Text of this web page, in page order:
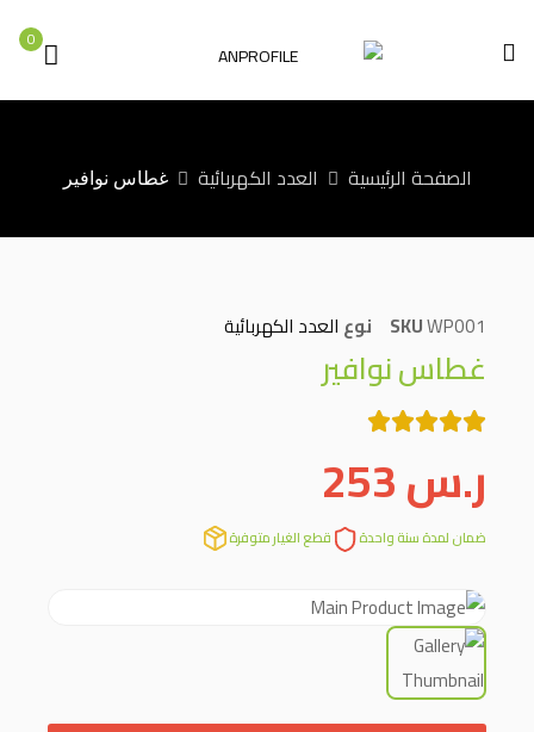
0
الصفحة الرئيسية العدد الكهربائية غطاس نوافير
SKUWP001 نوع العدد الكهربائية
غطاس نوافير
ر.س253
ضمان لمدة سنة واحدة قطع الغيار متوفرة